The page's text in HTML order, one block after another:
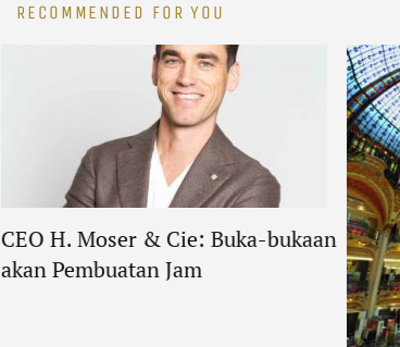
RECOMMENDED FOR YOU
CEO H. Moser & Cie: Buka-bukaan
akan Pembuatan Jam